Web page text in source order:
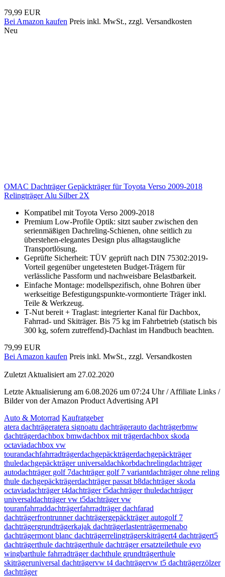
79,99 EUR
Bei Amazon kaufen Preis inkl. MwSt., zzgl. Versandkosten
Neu
OMAC Dachträger Gepäckträger für Toyota Verso 2009-2018
Relingträger Alu Silber 2X
Kompatibel mit Toyota Verso 2009-2018
Premium Low‑Profile Optik: sitzt sauber zwischen den
serienmäßigen Dachreling‑Schienen, ohne seitlich zu
überstehen-elegantes Design plus alltagstaugliche
Transportlösung.
Geprüfte Sicherheit: TÜV geprüft nach DIN 75302:2019-
Vorteil gegenüber ungetesteten Budget‑Trägern für
verlässliche Passform und nachweisbare Belastbarkeit.
Einfache Montage: modellspezifisch, ohne Bohren über
werkseitige Befestigungspunkte-vormontierte Träger inkl.
Teile & Werkzeug.
T‑Nut bereit + Traglast: integrierter Kanal für Dachbox,
Fahrrad‑ und Skiträger. Bis 75 kg im Fahrbetrieb (statisch bis
300 kg, sofern zutreffend)-Dachlast im Handbuch beachten.
79,99 EUR
Bei Amazon kaufen Preis inkl. MwSt., zzgl. Versandkosten
Zuletzt Aktualisiert am 27.02.2020
Letzte Aktualisierung am 6.08.2026 um 07:24 Uhr / Affiliate Links /
Bilder von der Amazon Product Advertising API
Auto & Motorrad Kaufratgeber
atera dachträgeratera signoatu dachträgerauto dachträgerbmw
dachträgerdachbox bmwdachbox mit trägerdachbox skoda
octaviadachbox vw
tourandachfahrradträgerdachgepäckträgerdachgepäckträger
thuledachgepäckträger universaldachkorbdachrelingdachträger
autodachträger golf 7dachträger golf 7 variantdachträger ohne reling
thule dachgepäckträgerdachträger passat b8dachträger skoda
octaviadachträger t4dachträger t5dachträger thuledachträger
universaldachträger vw t5dachträger vw
touranfahrraddachträgerfahrradträger dachfarad
dachträgerfrontrunner dachträgergepäckträger autogolf 7
dachträgergrundträgerkajak dachträgerlastenträgermenabo
dachträgermont blanc dachträgerrelingträgerskiträgert4 dachträgert5
dachträgerthule dachträgerthule dachträger ersatzteilethule evo
wingbarthule fahrradträger dachthule grundträgerthule
skiträgeruniversal dachträgervw t4 dachträgervw t5 dachträgerzölzer
dachträger